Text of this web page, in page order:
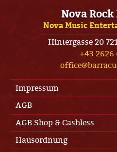
Nova
Nova Music
Hintergasse 20
+43 2626
Impressum
AGB
AGB Shop & Cashless
Hausordnung